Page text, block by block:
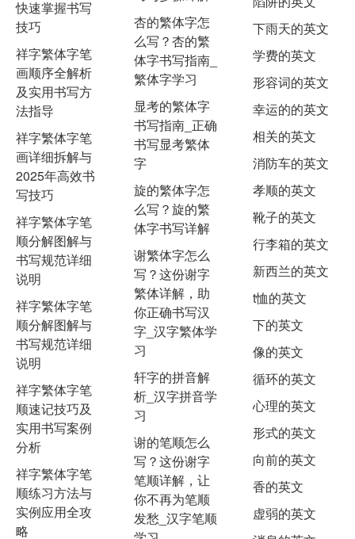
快速掌握书写
技巧
祥字繁体字笔
画顺序全解析
及实用书写方
法指导
祥字繁体字笔
画详细拆解与
2025年高效书
写技巧
祥字繁体字笔
顺分解图解与
书写规范详细
说明
祥字繁体字笔
顺分解图解与
书写规范详细
说明
祥字繁体字笔
顺速记技巧及
实用书写案例
分析
祥字繁体字笔
顺练习方法与
实例应用全攻
略
杏的繁体字怎
么写？杏的繁
体字书写指南_
繁体字学习
显考的繁体字
书写指南_正确
书写显考繁体
字
旋的繁体字怎
么写？旋的繁
体字书写详解
谢繁体字怎么
写？这份谢字
繁体详解，助
你正确书写汉
字_汉字繁体学
习
轩字的拼音解
析_汉字拼音学
习
谢的笔顺怎么
写？这份谢字
笔顺详解，让
你不再为笔顺
发愁_汉字笔顺
下雨天的英文
学费的英文
形容词的英文
幸运的的英文
相关的英文
消防车的英文
孝顺的英文
靴子的英文
行李箱的英文
新西兰的英文
t恤的英文
下的英文
像的英文
循环的英文
心理的英文
形式的英文
向前的英文
香的英文
虚弱的英文